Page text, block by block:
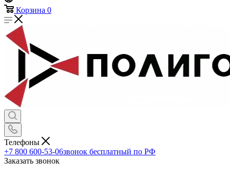
Корзина 0
Телефоны
+7 800 600-53-06звонок бесплатный по РФ
Заказать звонок